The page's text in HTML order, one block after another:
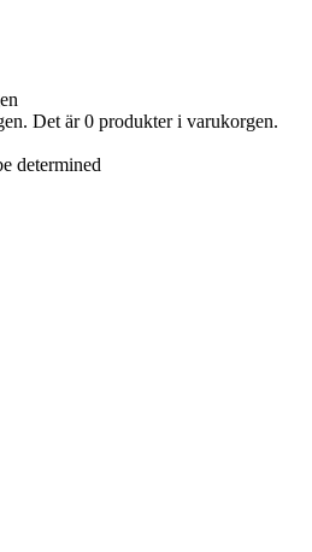
Det är0 produkter i varukorgen.
determined